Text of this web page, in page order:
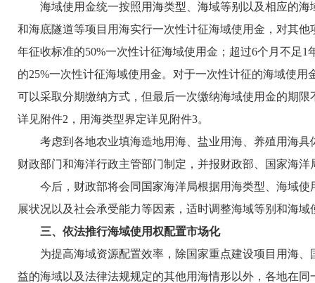
海域使用金统一按照用海类型、海域等别以及相应的海
和海底隧道等项目用海实行一次性计征海域使用金，对其
年征收标准的50%一次性计征海域使用金；超过6个月不足
的25%一次性计征海域使用金。对于一次性计征的海域使
可以采取分期缴纳方式，但最后一次缴纳海域使用金的期
详见附件2，用海类型界定详见附件3。
考虑到各地农业填海造地用海、盐业用海、养殖用海具
财政部门和海洋行政主管部门制定，并报财政部、国家海洋
今后，财政部将会同国家海洋局根据用海类型、海域使
展状况以及社会承受能力等因素，适时调整海域等别和海域
三、依法推行海域使用权配置市场化
为提高海域资源配置效率，除国家重点建设项目用海、
益的海域以及法律法规规定的其他用海情形以外，各地在